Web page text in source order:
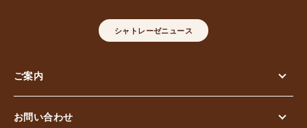
シャトレーゼニュース
ご案内
お問い合わせ